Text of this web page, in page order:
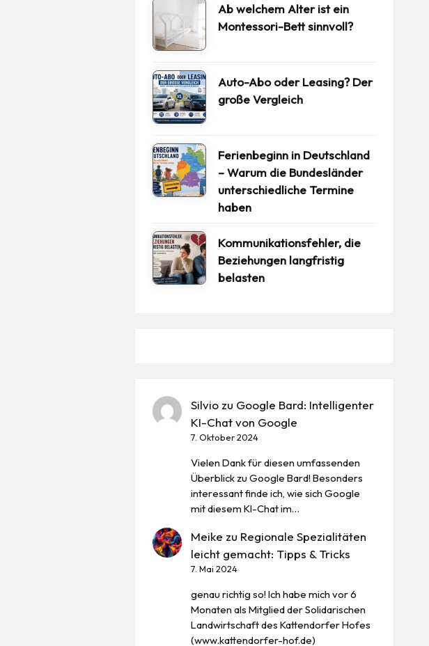
Ab welchem Alter ist ein
Montessori-Bett sinnvoll?
Auto-Abo oder Leasing? Der
große Vergleich
Ferienbeginn in Deutschland
– Warum die Bundesländer
unterschiedliche Termine
haben
Kommunikationsfehler, die
Beziehungen langfristig
belasten
Silvio zu Google Bard: Intelligenter
KI-Chat von Google
7. Oktober 2024
Vielen Dank für diesen umfassenden
Überblick zu Google Bard! Besonders
interessant finde ich, wie sich Google
mit diesem KI-Chat im…
Meike zu Regionale Spezialitäten
leicht gemacht: Tipps & Tricks
7. Mai 2024
genau richtig so! Ich habe mich vor 6
Monaten als Mitglied der Solidarischen
Landwirtschaft des Kattendorfer Hofes
(www.kattendorfer-hof.de)